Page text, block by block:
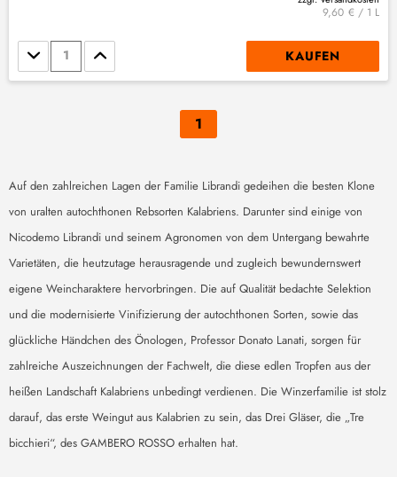
9,60 € / 1 L
Stückzahl KAUFEN
1
Auf den zahlreichen Lagen der Familie Librandi gedeihen die besten Klone
von uralten autochthonen Rebsorten Kalabriens. Darunter sind einige von
Nicodemo Librandi und seinem Agronomen von dem Untergang bewahrte
Varietäten, die heutzutage herausragende und zugleich bewundernswert
eigene Weincharaktere hervorbringen. Die auf Qualität bedachte Selektion
und die modernisierte Vinifizierung der autochthonen Sorten, sowie das
glückliche Händchen des Önologen, Professor Donato Lanati, sorgen für
zahlreiche Auszeichnungen der Fachwelt, die diese edlen Tropfen aus der
heißen Landschaft Kalabriens unbedingt verdienen. Die Winzerfamilie ist stolz
darauf, das erste Weingut aus Kalabrien zu sein, das Drei Gläser, die „Tre
bicchieri“, des GAMBERO ROSSO erhalten hat.